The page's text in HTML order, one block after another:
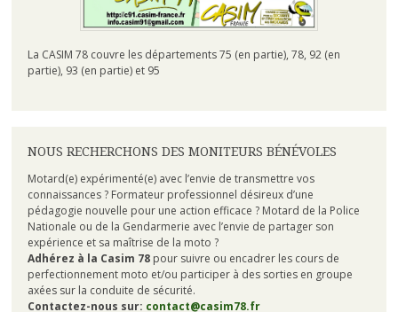
La CASIM 78 couvre les départements 75 (en partie), 78, 92 (en
partie), 93 (en partie) et 95
NOUS RECHERCHONS DES MONITEURS BÉNÉVOLES
Motard(e) expérimenté(e) avec l’envie de transmettre vos
connaissances ? Formateur professionnel désireux d’une
pédagogie nouvelle pour une action efficace ? Motard de la Police
Nationale ou de la Gendarmerie avec l’envie de partager son
expérience et sa maîtrise de la moto ?
Adhérez à la Casim 78pour suivre ou encadrer les cours de
perfectionnement moto et/ou participer à des sorties en groupe
axées sur la conduite de sécurité.
Contactez-nous sur: contact@casim78.fr